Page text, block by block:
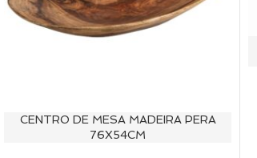
CENTRO DE MESA MADEIRA PERA
76X54CM